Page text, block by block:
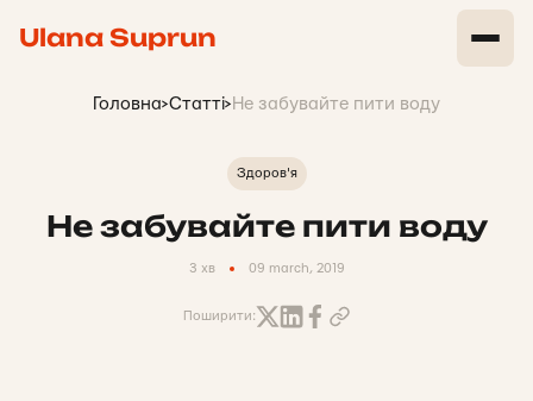
Ulana Suprun
Головна>Статті> Не забувайте пити воду
Здоров'я
Не забувайте пити воду
3 хв 09 march, 2019
Поширити: